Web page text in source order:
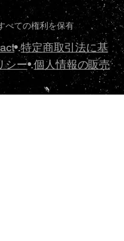
•.特定商取引法に基
シー•.個人情報の販売
べての権利を保有